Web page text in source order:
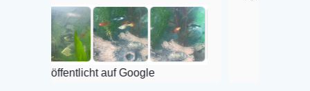
auf Google
Veröffentlicht auf Google